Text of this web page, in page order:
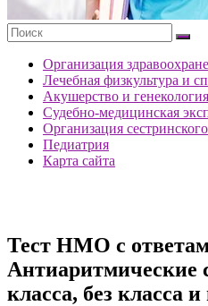
Организация
Лечебная физкультура и
Акушерство и генекология
Судебно-медицинская
Организация
Педиатрия
Карта сайта
Тест НМО с
Антиаритмические
класса, без класса